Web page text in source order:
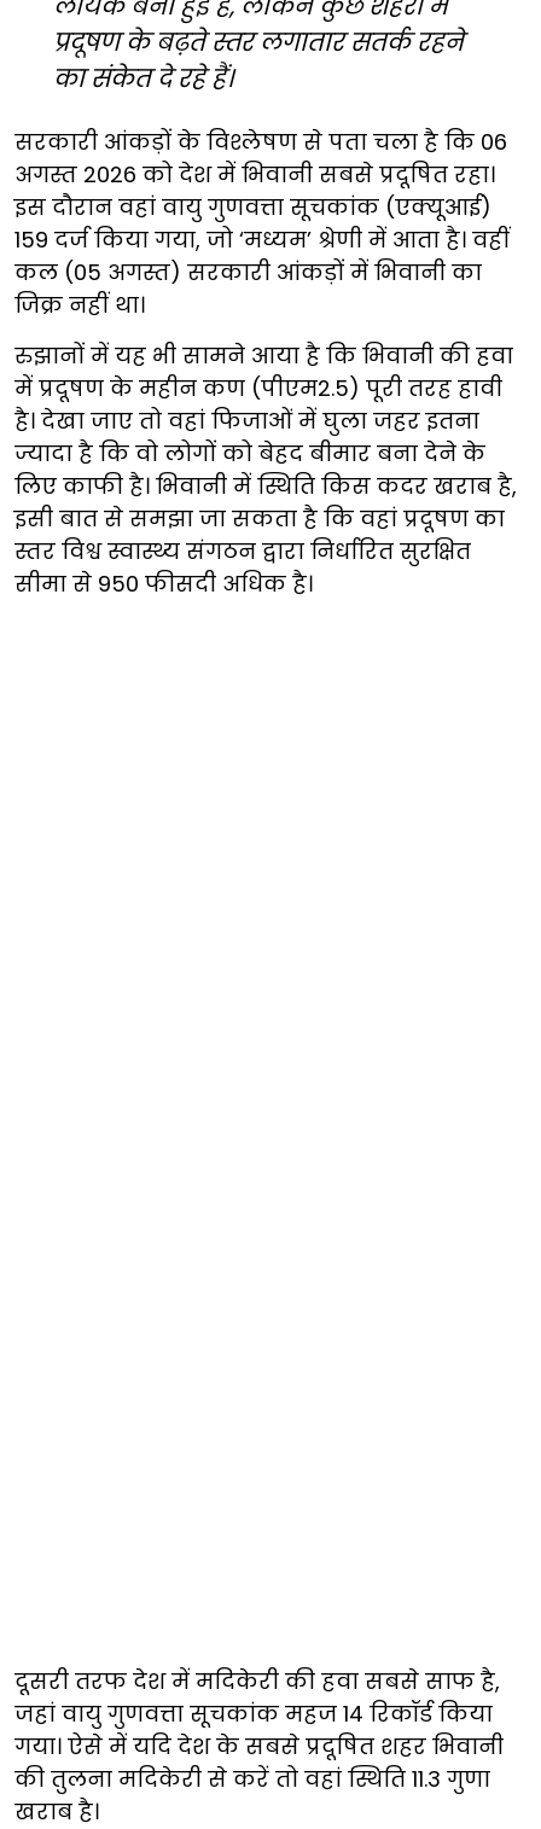
प्रदूषण के बढ़ते स्तर लगातार सतर्क रहने
का संकेत दे रहे हैं।
सरकारी आंकड़ों के विश्लेषण से पता चला है कि 06
अगस्त 2026 को देश में भिवानी सबसे प्रदूषित रहा।
इस दौरान वहां वायु गुणवत्ता सूचकांक (एक्यूआई)
159 दर्ज किया गया, जो ‘मध्यम’ श्रेणी में आता है। वहीं
कल (05 अगस्त) सरकारी आंकड़ों में भिवानी का
जिक्र नहीं था।
रुझानों में यह भी सामने आया है कि भिवानी की हवा
में प्रदूषण के महीन कण (पीएम2.5) पूरी तरह हावी
है। देखा जाए तो वहां फिजाओं में घुला जहर इतना
ज्यादा है कि वो लोगों को बेहद बीमार बना देने के
लिए काफी है। भिवानी में स्थिति किस कदर खराब है,
इसी बात से समझा जा सकता है कि वहां प्रदूषण का
स्तर विश्व स्वास्थ्य संगठन द्वारा निर्धारित सुरक्षित
सीमा से 950 फीसदी अधिक है।
दूसरी तरफ देश में मदिकेरी की हवा सबसे साफ है,
जहां वायु गुणवत्ता सूचकांक महज 14 रिकॉर्ड किया
गया। ऐसे में यदि देश के सबसे प्रदूषित शहर भिवानी
की तुलना मदिकेरी से करें तो वहां स्थिति 11.3 गुणा
खराब है।